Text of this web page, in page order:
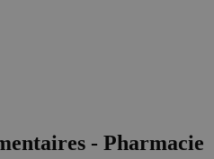
- Pharmacie